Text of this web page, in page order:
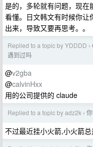
是的，多轮就有问题，现
看懂。日文韩文有时候你
出来，导致又要再思考。。
Replied to a topic by YDDDD ›
遇到过吗
@v2gba
@calvinHxx
用的公司提供的 claude
Replied to a topic by adz2k ›
不过最近挂小火箭,小火箭